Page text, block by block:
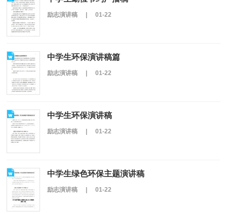
励志演讲稿 | 01-22
中学生环保演讲稿篇
励志演讲稿 | 01-22
中学生环保演讲稿
励志演讲稿 | 01-22
中学生绿色环保主题演讲稿
励志演讲稿 | 01-22